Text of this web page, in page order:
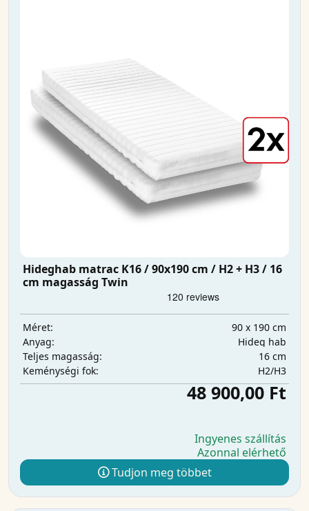
Hideghab matrac K16 / 90x190 cm / H2 + H3 / 16
cm magasság Twin
Méret:
90 x 190 cm
Anyag:
Hideg hab
Teljes magasság:
16 cm
Keménységi fok:
H2/H3
48 900,00 Ft
Ingyenes szállítás
Azonnal elérhető
Tudjon meg többet